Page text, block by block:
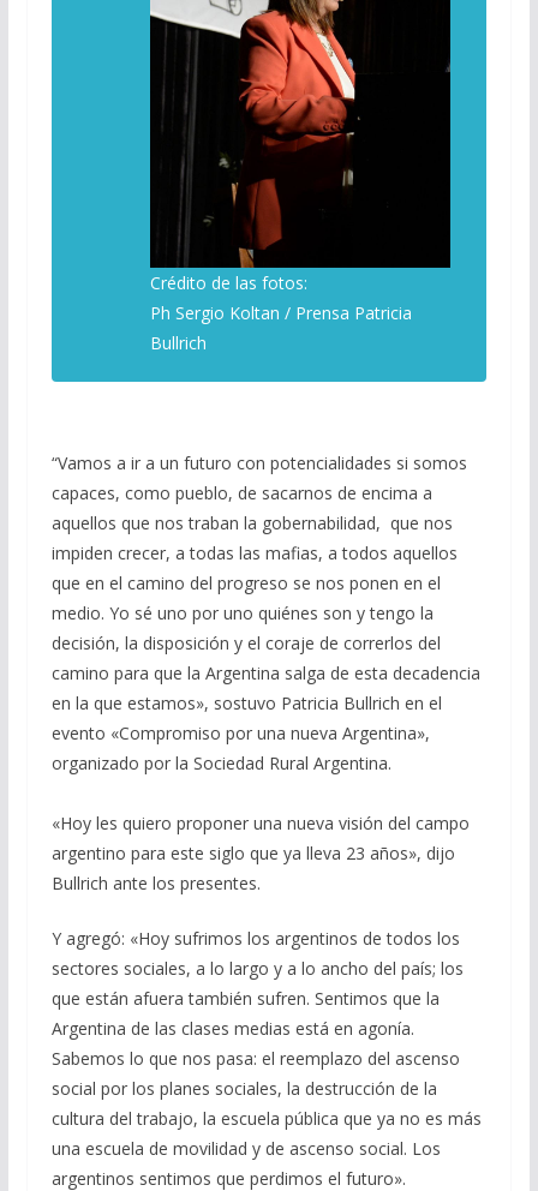
Crédito de las fotos:
Ph Sergio Koltan / Prensa Patricia
Bullrich
“Vamos a ir a un futuro con potencialidades si somos
capaces, como pueblo, de sacarnos de encima a
aquellos que nos traban la gobernabilidad, que nos
impiden crecer, a todas las mafias, a todos aquellos
que en el camino del progreso se nos ponen en el
medio. Yo sé uno por uno quiénes son y tengo la
decisión, la disposición y el coraje de correrlos del
camino para que la Argentina salga de esta decadencia
en la que estamos», sostuvo Patricia Bullrich en el
evento «Compromiso por una nueva Argentina»,
organizado por la Sociedad Rural Argentina.
«Hoy les quiero proponer una nueva visión del campo
argentino para este siglo que ya lleva 23 años», dijo
Bullrich ante los presentes.
Y agregó: «Hoy sufrimos los argentinos de todos los
sectores sociales, a lo largo y a lo ancho del país; los
que están afuera también sufren. Sentimos que la
Argentina de las clases medias está en agonía.
Sabemos lo que nos pasa: el reemplazo del ascenso
social por los planes sociales, la destrucción de la
cultura del trabajo, la escuela pública que ya no es más
una escuela de movilidad y de ascenso social. Los
argentinos sentimos que perdimos el futuro».